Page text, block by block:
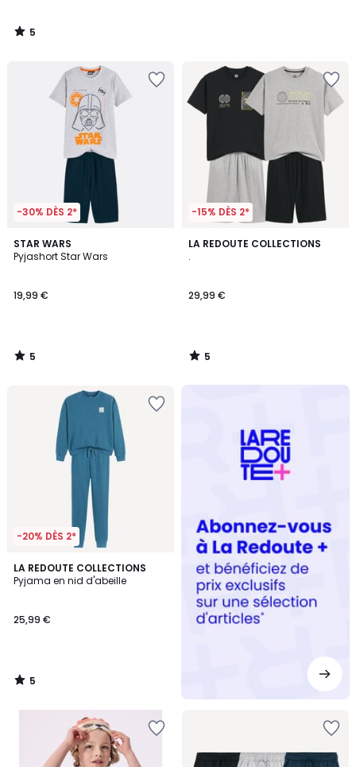
5
/
-30% DÈS 2*
STAR WARS
Pyjashort Star Wars
19,99 €
5
/
5
/
-15% DÈS 2*
LA REDOUTE COLLECTIONS
.
29,99 €
5
5
/
-20% DÈS 2*
LA REDOUTE COLLECTIONS
Pyjama en nid d'abeille
25,99 €
5
/
5
/